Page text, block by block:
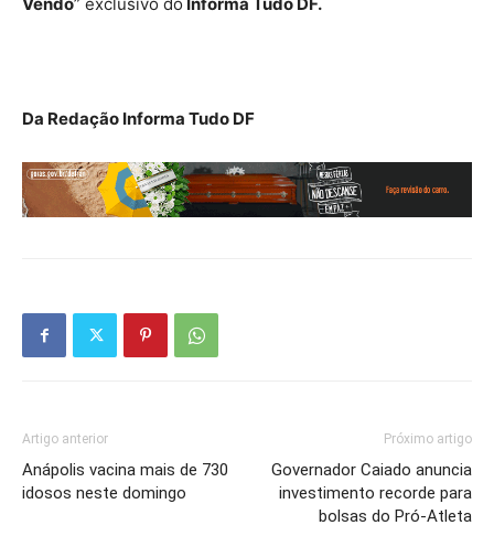
Da Redação Informa Tudo DF
Artigo anterior
Anápolis vacina mais de 730
idosos neste domingo
Próximo artigo
Governador Caiado anuncia
investimento recorde para
bolsas do Pró-Atleta